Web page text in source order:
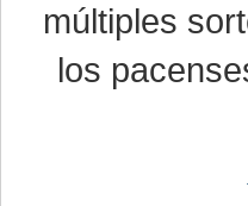
múltiples
los